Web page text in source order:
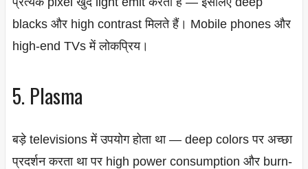
blacks और high contrast मिलते हैं। Mobile phones और
high-end TVs में लोकप्रिय।
5. Plasma
बड़े televisions में उपयोग होता था — deep colors पर अच्छा
प्रदर्शन करता था पर high power consumption और burn-